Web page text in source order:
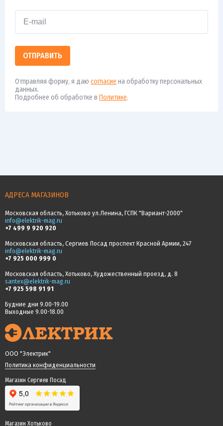
ОТПРАВИТЬ
Отправляя форму, я даю согласие на обработку персональных
данных.
Подробнее об обработке в Политике.
АДРЕСА МАГАЗИНОВ
Московская область, Хотьково ул.Ленина, ГСПК "Вариант-2000"
info@elektrik-mag.ru
+7 499 9 920 920
Московская область, Сергиев Посад проспект Красной Армии, 247
info@elektrik-mag.ru
+7 925 000 999 0
Московская область, Хотьково, Художественный проезд, д. 8
santex@elektrik-mag.ru
+7 925 598 91 91
Будние дни 9.00-19.00
Выходные 9.00-18.00
ООО "Электрик"
Политика конфиденциальности
Магазин Сергиев Посад
Магазин Хотьково